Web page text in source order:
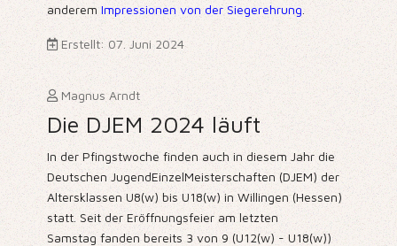
anderemImpressionen von der Siegerehrung
Erstellt: 07. Juni 2024
Magnus Arndt
Die DJEM 2024 läuft
In der Pfingstwoche finden auch in diesem Jahr die
Deutschen JugendEinzelMeisterschaften (DJEM) der
Altersklassen U8(w) bis U18(w) in Willingen (Hessen)
statt. Seit der Eröffnungsfeier am letzten
Samstag fanden bereits 3 von 9 (U12(w) - U18(w))